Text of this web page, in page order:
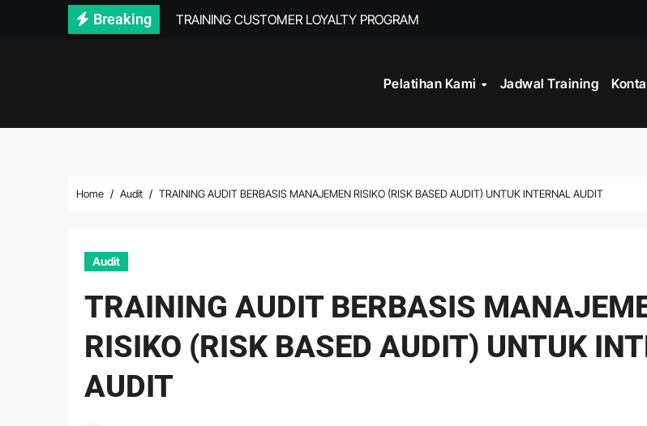
Breaking TRAINING CUSTOMER LOYALTY PROGRAM
Pelatihan Kami Jadwal Training
Home Audit TRAINING AUDIT BERBASIS MANAJEMEN RISIKO (RISK BASED AUDIT) UNTUK INTERNAL AUDIT
Audit
TRAINING AUDIT BERBASIS
RISIKO (RISK BASED AUDIT) UNTUK
AUDIT